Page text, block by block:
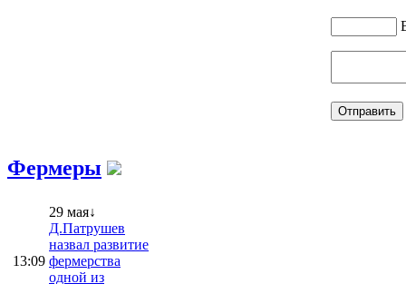
Фермеры
13:09
29 мая↓
Д.Патрушев
назвал развитие
фермерства
одной из